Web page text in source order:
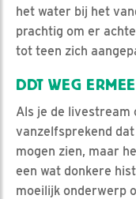
het water bij het
prachtig om er
tot teen zich
DDT WEG
Als je de livestream
vanzelfsprekend
mogen zien, maar
een wat donkere
moeilijk onderwerp